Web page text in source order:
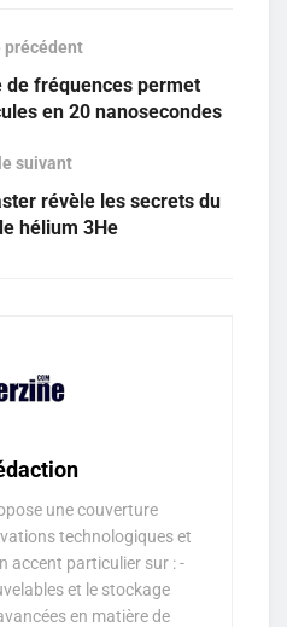
précédent
de fréquences permet
en 20 nanosecondes
suivant
révèle les secrets du
hélium 3He
une couverture
technologiques et
accent particulier sur : -
et le stockage
en matière de